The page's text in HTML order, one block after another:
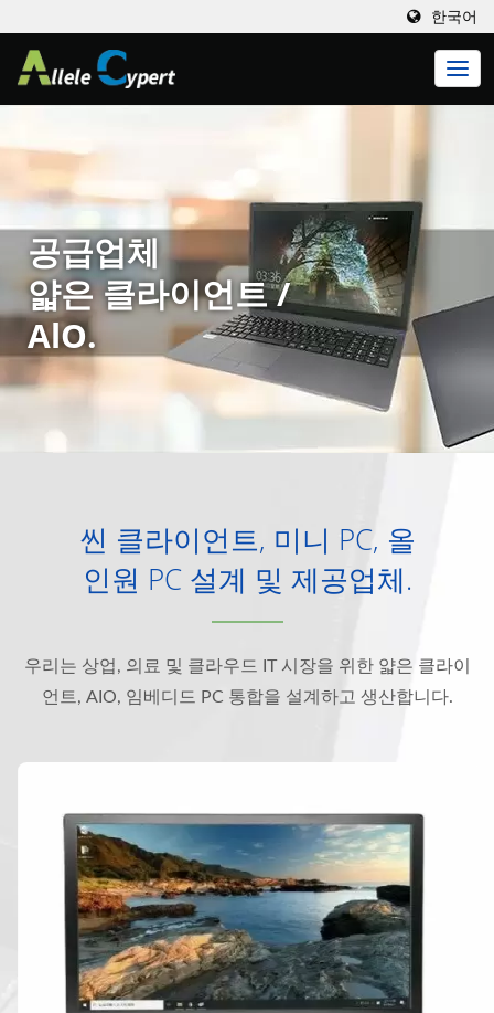
한국어
공급업체
얇은 클라이언트 /
AlO.
씬 클라이언트, 미니 PC, 올
인원 PC 설계 및 제공업체.
우리는 상업, 의료 및 클라우드 IT 시장을 위한 얇은 클라이
언트, AIO, 임베디드 PC 통합을 설계하고 생산합니다.